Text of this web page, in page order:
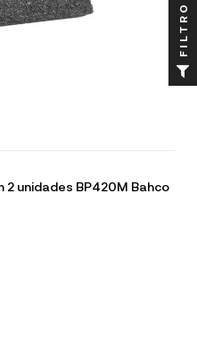
unidades BP420M Bahco
FILTRO